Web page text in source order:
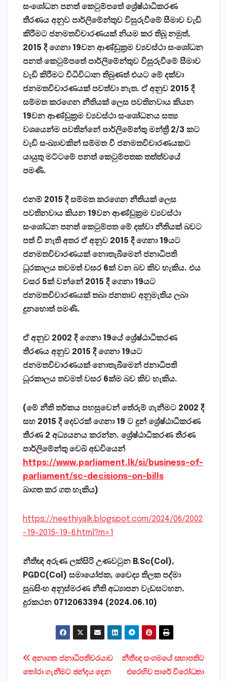
සංශෝධන පනත් කෙටුම්පතේ ශ්‍රේෂ්ඨාධිකරණ
තීරණය අනුව පාර්ලිමේන්තුව විසුරුවීමේ සීමාව වැඩි
කිරීමට ජනමතවිචාරණයක් නියම කර තිබූ නමුත්,
2015 දී ගෙනා 19වන ආණ්ඩුක්‍රම ව්‍යවස්ථා සංශෝධන
පනත් කෙටුම්පතේ පාර්ලිමේන්තුව විසුරුවීමේ සීමාව
වැඩි කිරීමට විධිවිධාන තිබුණත් එයට මේ දක්වා
ජනමතවිචාරණයක් පවත්වා නැත. ඒ අනුව 2015 දී
සම්මත කරගෙන නීතියක් ලෙස පවතිනවාය කියන
19වන ආණ්ඩුක්‍රම ව්‍යවස්ථා සංශෝධනය සත්‍ය
වශයෙන්ම පවතින්නේ පාර්ලිමේන්තු මන්ත්‍රී 2/3 කට
වැඩි සංඛ්‍යාවකින් සම්මත වී ජනමතවිචාරණයකට
යායුතු මට්ටමේ පනත් කෙටුම්පතක තත්ත්වයේ
පමණි.
එනම් 2015 දී සම්මත කරගෙන නීතියක් ලෙස
පවතිනවාය කියන 19වන ආණ්ඩුක්‍රම ව්‍යවස්ථා
සංශෝධන පනත් කෙටුම්පත මේ දක්වා නීතියක් බවට
පත් වී නැති අතර ඒ අනුව 2015 දී ගෙනා 19යට
ජනමතවිචාරණයක් නොතැබීමෙන් ජනාධිපති
ධූරකාලය තවමත් වසර 6ක් වන බව කිව හැකිය. එය
වසර 5ක් වන්නේ 2015 දී ගෙනා 19යට
ජනමතවිචාරණයක් තබා ජනතාව අනුමැතිය ලබා
දුනහොත් පමණි.
ඒ අනුව 2002 දී ගෙනා 19යේ ශ්‍රේෂ්ඨාධිකරණ
තීරණය අනුව 2015 දී ගෙනා 19යට
ජනමතවිචාරණයක් නොතැබීමෙන් ජනාධිපති
ධූරකාලය තවමත් වසර 6ක්ම බව කිව හැකිය.
(මේ නීති තර්කය පහසුවෙන් තේරුම් ගැනීමට 2002 දී
සහ 2015 දී දෙවරක් ගෙනා 19 ට දුන් ශ්‍රේෂ්ඨාධිකරණ
තීරණ 2 අධ්‍යයනය කරන්න. ශ්‍රේෂ්ඨාධිකරණ තීරණ
පාර්ලිමේන්තු වෙබ් අඩවියෙන්
https://www.parliament.lk/si/business-of-
parliament/sc-decisions-on-bills
බාගත කර ගත හැකිය)
https://neethiyalk.blogspot.com/2024/06/2002
-19-2015-19-6.html?m=1
නීතීඥ අරුණ ලක්සිරි උණවටුන B.Sc(Col),
PGDC(Col) සමායෝජක, වෛද්‍ය තිලක පද්මා
සුබසිංහ අනුස්මරණ නීති අධ්‍යාපන වැඩසටහන.
දුරකථන 0712063394 (2024.06.10)
Post
නීතීඥ සංගමයේ සභාපතිට
එරෙහිව පාරේ විරෝධතා
අනාගත ජනාධිපතිවරයාව
තෝරා ගැනීමට ඡන්දය දෙන